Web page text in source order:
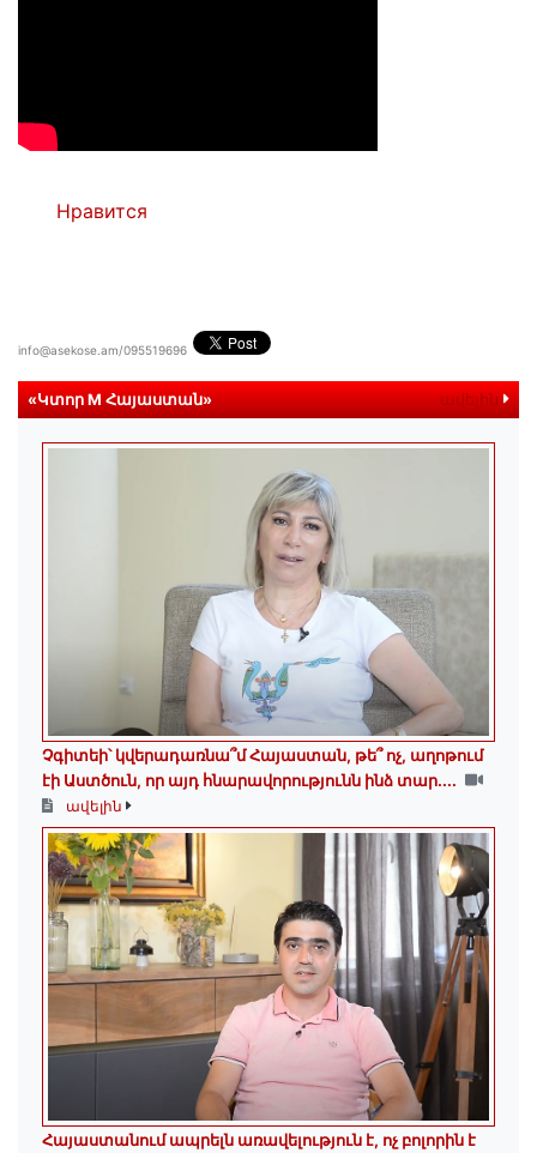
Нравится
info@asekose.am/095519696
«Կտոր M Հայաստան» ավելին
Չգիտեի՝ կվերադառնա՞մ Հայաստան, թե՞ ոչ, աղոթում
էի Աստծուն, որ այդ հնարավորությունն ինձ տար․...
ավելին
Հայաստանում ապրելն առավելություն է, ոչ բոլորին է